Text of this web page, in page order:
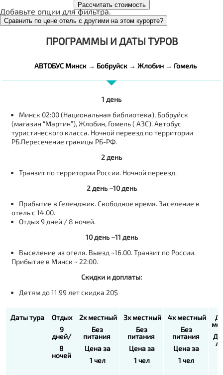
Рассчитать стоимость
Добавьте опции для фильтра.
Сравнить по цене отель с другими на этом курорте?
ПРОГРАММЫ И ДАТЫ ТУРОВ
АВТОБУС Минск → Бобруйск → Жлобин → Гомель
1 день
Минск 02:00 (Национальная библиотека), Бобруйск
(магазин “Мартин”), Жлобин, Гомель ( АЗС). Автобус
туристического класса. Ночной переезд по территории
РБ.Пересечение границы РБ-РФ.
2 день
Транзит по территории России. Ночной переезд.
2 день –10 день
Прибытие в Геленджик. Свободное время. Заселение в
отель с 14.00.
Отдых 9 дней / 8 ночей.
10 день –11 день
Выселение из отеля. Выезд ~16.00. Транзит по России.
Прибытие в Минск ~ 22:00.
Скидки и доплаты:
Детям до 11.99 лет скидка 20$
Даты тура
Отдых
9
дней/
8
ночей
2х местный
Без
питания
Цена за
1 чел
3х местный
Без
питания
Цена за
1 чел
4х местный
Без
питания
Цена за
1 чел
До